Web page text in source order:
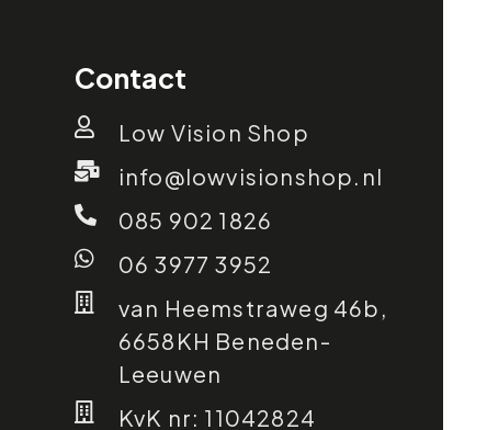
Contact
Low Vision Shop
info@lowvisionshop.nl
085 902 1826
06 3977 3952
van Heemstraweg 46b,
6658KH Beneden-
Leeuwen
KvK nr: 11042824